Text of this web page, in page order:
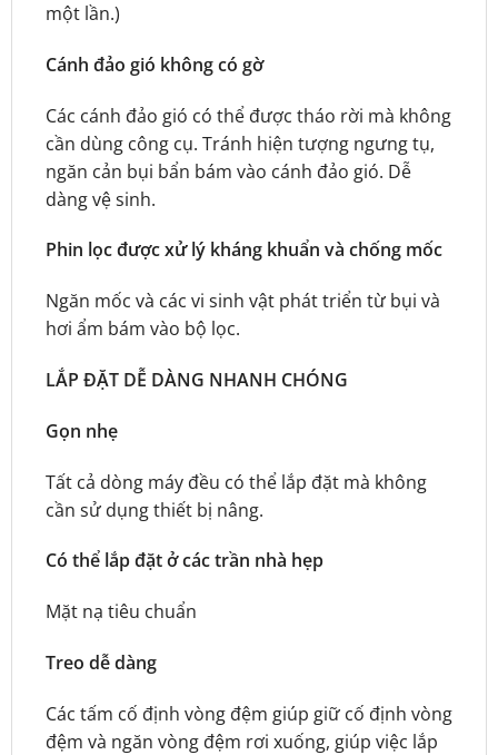
một lần.)
Cánh đảo gió không có gờ
Các cánh đảo gió có thể được tháo rời mà không
cần dùng công cụ. Tránh hiện tượng ngưng tụ,
ngăn cản bụi bẩn bám vào cánh đảo gió. Dễ
dàng vệ sinh.
Phin lọc được xử lý kháng khuẩn và chống mốc
Ngăn mốc và các vi sinh vật phát triển từ bụi và
hơi ẩm bám vào bộ lọc.
LẮP ĐẶT DỄ DÀNG NHANH CHÓNG
Gọn nhẹ
Tất cả dòng máy đều có thể lắp đặt mà không
cần sử dụng thiết bị nâng.
Có thể lắp đặt ở các trần nhà hẹp
Mặt nạ tiêu chuẩn
Treo dễ dàng
Các tấm cố định vòng đệm giúp giữ cố định vòng
đệm và ngăn vòng đệm rơi xuống, giúp việc lắp